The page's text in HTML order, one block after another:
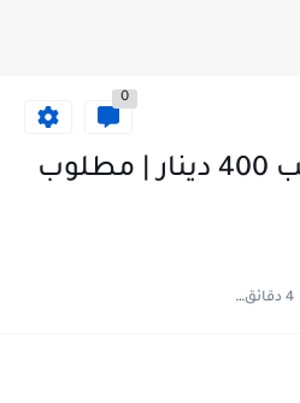
0
اعلان توظيف براتب 400 دينار | مطلوب
4 دقائق للقراءة